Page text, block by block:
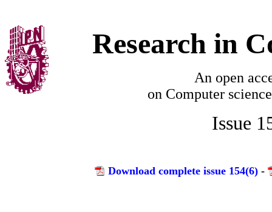
Research in
An open
on Computer
Issue
Download complete issue 154(6)-